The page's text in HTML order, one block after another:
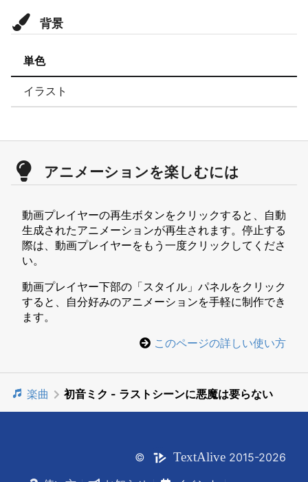
背景
単色
イラスト
アニメーションを楽しむには
動画プレイヤーの再生ボタンをクリックすると、自動
生成されたアニメーションが再生されます。停止する
際は、動画プレイヤーをもう一度クリックしてくださ
い。
動画プレイヤー下部の「スタイル」パネルをクリック
すると、自分好みのアニメーションを手軽に制作でき
ます。
このページの詳しい使い方
楽曲 初音ミク - ラストシーンに悪魔は要らない
© TextAlive 2015-2026